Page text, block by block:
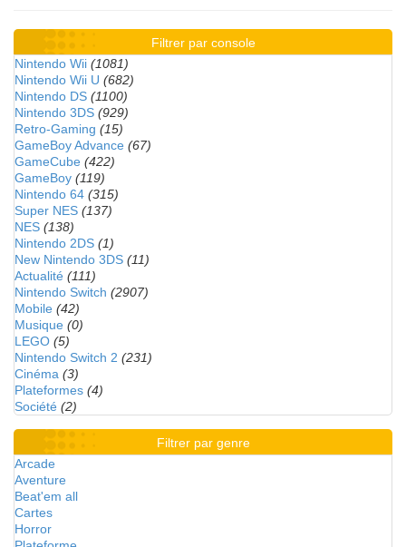
Filtrer par console
Nintendo Wii (1081)
Nintendo Wii U (682)
Nintendo DS (1100)
Nintendo 3DS (929)
Retro-Gaming (15)
GameBoy Advance (67)
GameCube (422)
GameBoy (119)
Nintendo 64 (315)
Super NES (137)
NES (138)
Nintendo 2DS (1)
New Nintendo 3DS (11)
Actualité (111)
Nintendo Switch (2907)
Mobile (42)
Musique (0)
LEGO (5)
Nintendo Switch 2 (231)
Cinéma (3)
Plateformes (4)
Société (2)
Filtrer par genre
Arcade
Aventure
Beat'em all
Cartes
Horror